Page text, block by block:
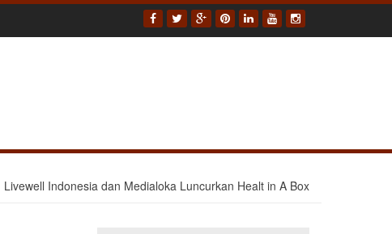
Livewell Indonesia dan Medialoka Luncurkan Healt in A Box